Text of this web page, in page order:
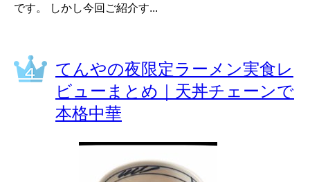
です。 しかし今回ご紹介す...
てんやの夜限定ラーメン実食レ
ビューまとめ｜天丼チェーンで
本格中華